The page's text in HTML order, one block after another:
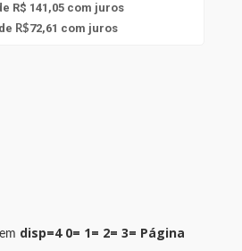
R$ 141,05 com juros
de R$72,61 com juros
em disp=4 0= 1= 2= 3= Página